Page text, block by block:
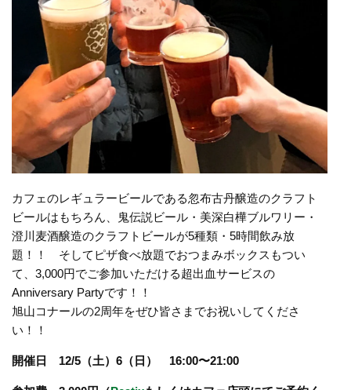
カフェのレギュラービールである忽布古丹醸造のクラフト
ビールはもちろん、鬼伝説ビール・美深白樺ブルワリー・
澄川麦酒醸造のクラフトビールが5種類・5時間飲み放
題！！ そしてピザ食べ放題でおつまみボックスもつい
て、3,000円でご参加いただける超出血サービスの
Anniversary Partyです！！
旭山コナールの2周年をぜひ皆さまでお祝いしてくださ
い！！
開催日 12/5（土）6（日） 16:00〜21:00